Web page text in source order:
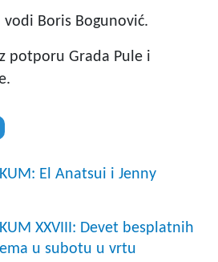
Boris Bogunović.
potporu Grada Pule i
El Anatsui i Jenny
XXVIII: Devet besplatnih
u subotu u vrtu